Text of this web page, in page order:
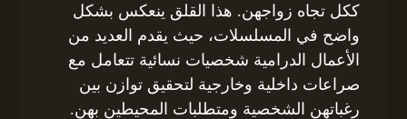
ككل تجاه زواجهن. هذا القلق ينعكس بشكل
واضح في المسلسلات، حيث يقدم العديد من
الأعمال الدرامية شخصيات نسائية تتعامل مع
صراعات داخلية وخارجية لتحقيق توازن بين
رغباتهن الشخصية ومتطلبات المحيطين بهن.